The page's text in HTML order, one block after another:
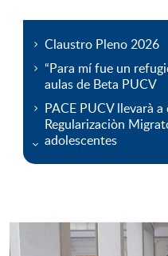
Claustro Pleno 2026
“Para mí fue un
aulas de Beta PUCV
PACE PUCV llevarà
Regularizaciòn
adolescentes